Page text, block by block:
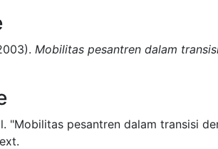
Mobilitas pesantren dalam
"Mobilitas pesantren dalam transisi